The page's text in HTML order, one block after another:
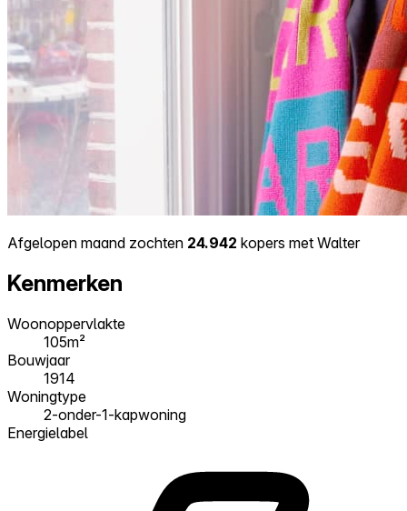
Afgelopen maand zochten 24.942 kopers met Walter
Kenmerken
Woonoppervlakte
105m²
Bouwjaar
1914
Woningtype
2-onder-1-kapwoning
Energielabel